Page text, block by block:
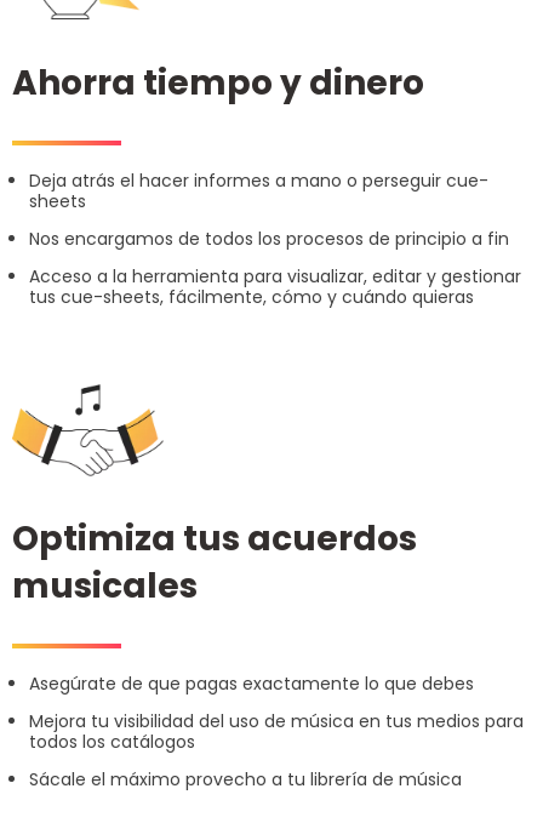
Ahorra tiempo y dinero
Deja atrás el hacer informes a mano o perseguir cue-
sheets
Nos encargamos de todos los procesos de principio a fin
Acceso a la herramienta para visualizar, editar y gestionar
tus cue-sheets, fácilmente, cómo y cuándo quieras
Optimiza tus acuerdos
musicales
Asegúrate de que pagas exactamente lo que debes
Mejora tu visibilidad del uso de música en tus medios para
todos los catálogos
Sácale el máximo provecho a tu librería de música